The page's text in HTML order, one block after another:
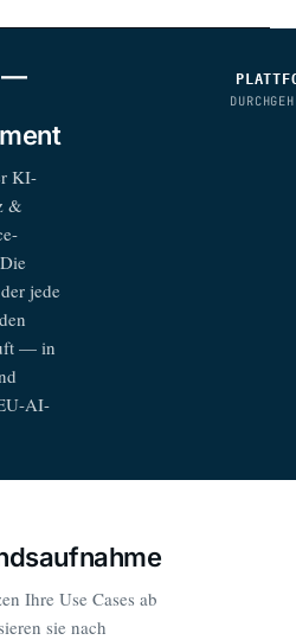
—
KI-
&
jede
— in
AI-
Ihre Use Cases ab
sie nach